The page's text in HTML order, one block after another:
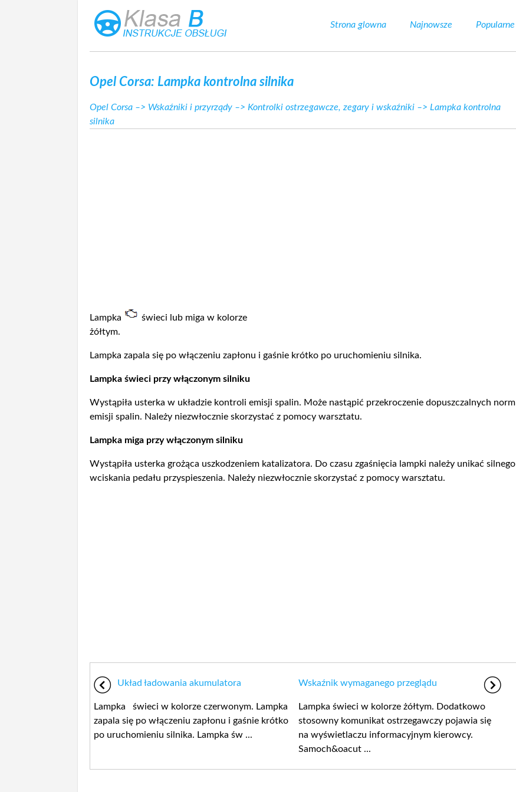
Strona glowna Najnowsze Popularne
Opel Corsa: Lampka kontrolna silnika
Opel Corsa –> Wskaźniki i przyrządy –> Kontrolki ostrzegawcze, zegary i wskaźniki –> Lampka kontrolna
silnika
Lampka
świeci lub miga w kolorze
żółtym.
Lampka zapala się po włączeniu zapłonu i gaśnie krótko po uruchomieniu silnika.
Lampka świeci przy włączonym silniku
Wystąpiła usterka w układzie kontroli emisji spalin. Może nastąpić przekroczenie dopuszczalnych norm
emisji spalin. Należy niezwłocznie skorzystać z pomocy warsztatu.
Lampka miga przy włączonym silniku
Wystąpiła usterka grożąca uszkodzeniem katalizatora. Do czasu zgaśnięcia lampki należy unikać silnego
wciskania pedału przyspieszenia. Należy niezwłocznie skorzystać z pomocy warsztatu.
Układ ładowania akumulatora
Lampka świeci w kolorze czerwonym. Lampka
zapala się po włączeniu zapłonu i gaśnie krótko
po uruchomieniu silnika. Lampka św ...
Wskaźnik wymaganego przeglądu
Lampka świeci w kolorze żółtym. Dodatkowo
stosowny komunikat ostrzegawczy pojawia się
na wyświetlaczu informacyjnym kierowcy.
Samoch&oacut ...